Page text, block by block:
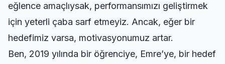
eğlence amaçlıysak, performansımızı geliştirmek
için yeterli çaba sarf etmeyiz. Ancak, eğer bir
hedefimiz varsa, motivasyonumuz artar.
Ben, 2019 yılında bir öğrenciye, Emre’ye, bir hedef